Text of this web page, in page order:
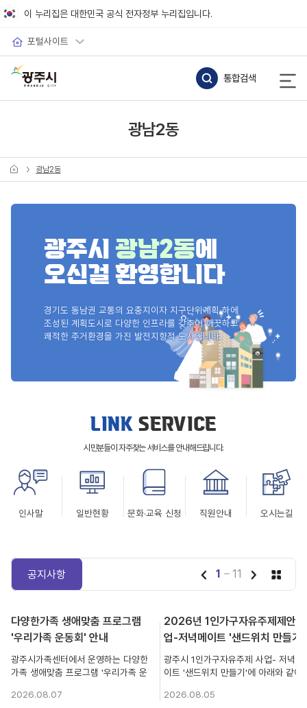
이 누리집은 대한민국 공식 전자정부 누리집입니다.
포털사이트
통합검색
광남2동
광남2동
광주시 광남2동에
오신걸 환영합니다
경기도 동남권 교통의 요충지이자 지구단위계획 하에
조성된 계획도시로 다양한 인프라를 갖추어 깨끗하고
쾌적한 주거환경을 가진 발전지향적 도시입니다.
LINK SERVICE
시민분들이 자주찾는 서비스를안내해드립니다.
인사말 일반현황 문화·교육 신청 직원안내 오시는길
공지사항
다양한가족 생애맞춤 프로그램
'우리가족 운동회' 안내
광주시가족센터에서 운영하는 다양한
가족 생애맞춤 프로그램 '우리가족 운
참여 부탁드립니다. ○ 모집기간 :
2026.08.07
2026년 1인가구자유주제제안사
업-저녁메이트 '샌드위치 만들기'
참여자 모집
광주시 1인가구자유주제 사업- 저녁메
이트 '샌드위치 만들기'에 아래와 같이
여 부탁드립니다. 가. 모집대상: 1인가
2026.08.05
view view
1 / 11